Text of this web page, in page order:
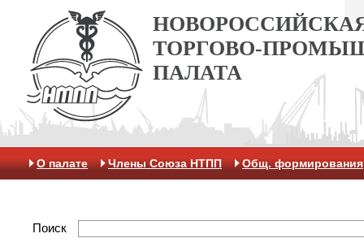
ТОРГОВО-
ПАЛАТА
О палате Члены Союза НТПП Общ. формирования
Поиск